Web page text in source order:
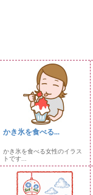
かき氷を食べる...
かき氷を食べる女性のイラス
トです...